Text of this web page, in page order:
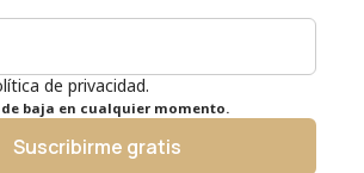
de privacidad.
baja en cualquier momento.
Suscribirme gratis